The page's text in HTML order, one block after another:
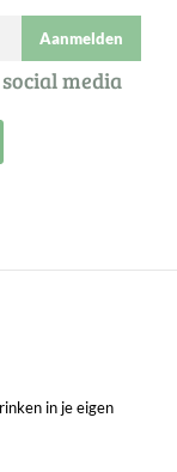
Aanmelden
media
Twitter
Buik op Instagram
in je eigen